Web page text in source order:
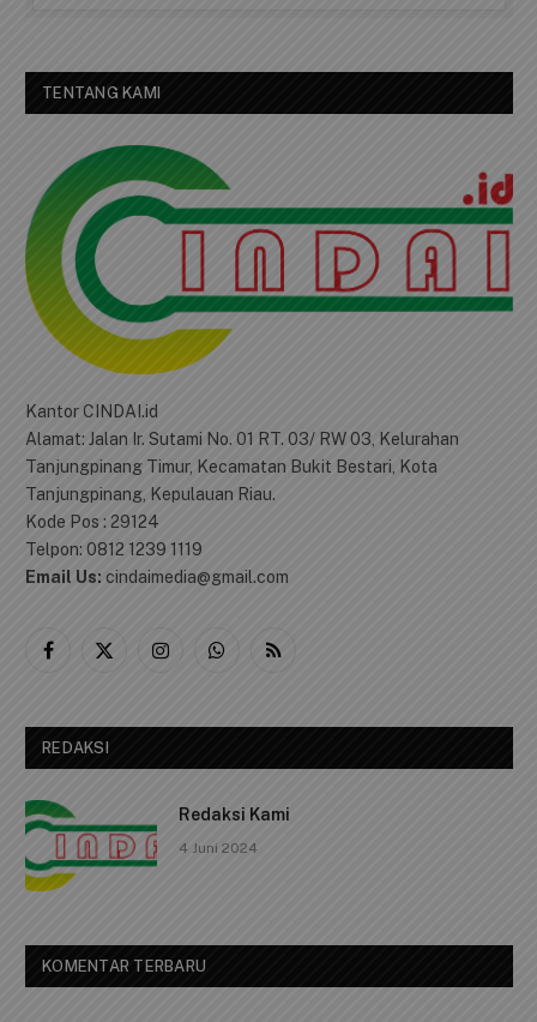
TENTANG KAMI
Kantor CINDAI.id
Alamat: Jalan Ir. Sutami No. 01 RT. 03/ RW 03, Kelurahan
Tanjungpinang Timur, Kecamatan Bukit Bestari, Kota
Tanjungpinang, Kepulauan Riau.
Kode Pos : 29124
Telpon: 0812 1239 1119
Email Us: cindaimedia@gmail.com
Facebook
X
InstagramWhatsApp
RSS
REDAKSI
Redaksi Kami
4 Juni 2024
KOMENTAR TERBARU